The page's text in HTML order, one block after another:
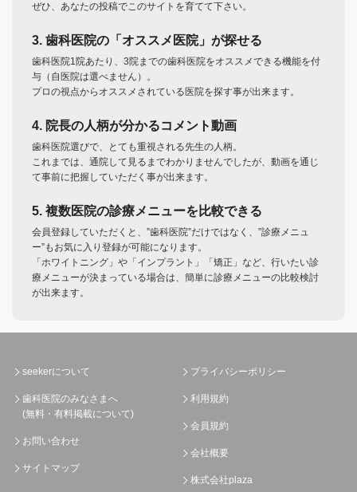
ぜひ、あなたの投稿でこのサイトを育てて下さい。
3. 歯科医院の「オススメ医院」が探せる
歯科医院1院あたり、3院までの歯科医院をオススメできる機能を付
与（自医院は選べません）。
プロの視点からオススメされている医院を探す事が出来ます。
4. 院長の人柄が分かるコメント動画
歯科医院選びで、とても重視される先生の人柄。
これまでは、通院して見るまでわかりませんでしたが、動画を通じ
て事前に把握していただく事が出来ます。
5. 複数医院の診療メニューを比較できる
会員登録していただくと、”歯科医院”だけではなく、”診療メニュ
ー”もお気に入り登録が可能になります。
「ホワイトニング」や「インプラント」「矯正」など、行いたい診
療メニューが決まっている場合は、簡単に診療メニューの比較検討
が出来ます。
seekerについて
歯科医院のみなさまへ
(無料・有料掲載について)
お問い合わせ
サイトマップ
プライバシーポリシー
利用規約
会員規約
会社概要
株式会社plaza